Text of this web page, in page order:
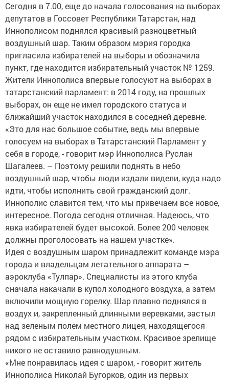
Сегодня в 7.00, еще до начала голосования на выборах
депутатов в Госсовет Республики Татарстан, над
Иннополисом поднялся красивый разноцветный
воздушный шар. Таким образом мэрия городка
пригласила избирателей на выборы и обозначила
пункт, где находится избирательный участок № 1259.
Жители Иннополиса впервые голосуют на выборах в
татарстанский парламент: в 2014 году, на прошлых
выборах, он еще не имел городского статуса и
ближайший участок находился в соседней деревне.
«Это для нас большое событие, ведь мы впервые
голосуем на выборах в Татарстанский Парламент у
себя в городе, - говорит мэр Иннополиса Руслан
Шагалеев. – Поэтому решили поднять в небо
воздушный шар, чтобы люди издали видели, куда надо
идти, чтобы исполнить свой гражданский долг.
Иннополис славится тем, что мы привечаем все новое,
интересное. Погода сегодня отличная. Надеюсь, что
явка избирателей будет высокой. Более 200 человек
должны проголосовать на нашем участке».
Идея с воздушным шаром принадлежит команде мэра
города и владельцам летательного аппарата –
аэроклуба «Тулпар». Специалисты из этого клуба
сначала накачали в купол холодного воздуха, а затем
включили мощную горелку. Шар плавно поднялся в
воздух и, закрепленный длинными веревками, застыл
над зеленым полем местного лицея, находящегося
рядом с избирательным участком. Красивое зрелище
никого не оставило равнодушным.
«Мне понравилась идея с шаром, - говорит житель
Иннополиса Николай Бугорков, один из первых